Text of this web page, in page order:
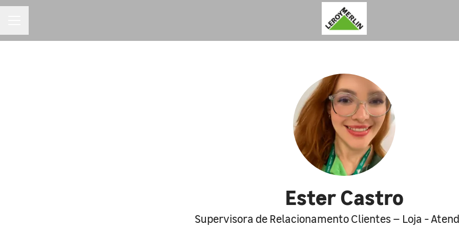
Ester Castro
Supervisora de Relacionamento Clientes – Loja -